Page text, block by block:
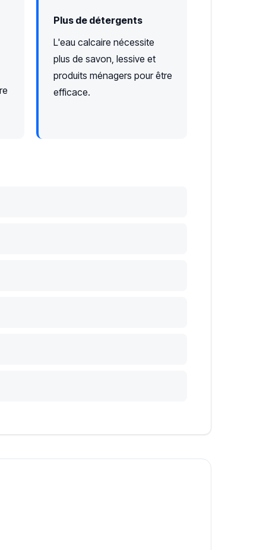
Plus de détergents
L'eau calcaire nécessite
plus de savon, lessive et
produits ménagers pour être
efficace.